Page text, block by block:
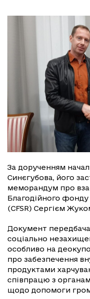
За дорученням
Синєгубова, його
меморандум про
Благодійного
(CFSR) Сергієм
Документ
соціально
особливо на
про забезпечення
продуктами
співпрацю з
щодо допомоги